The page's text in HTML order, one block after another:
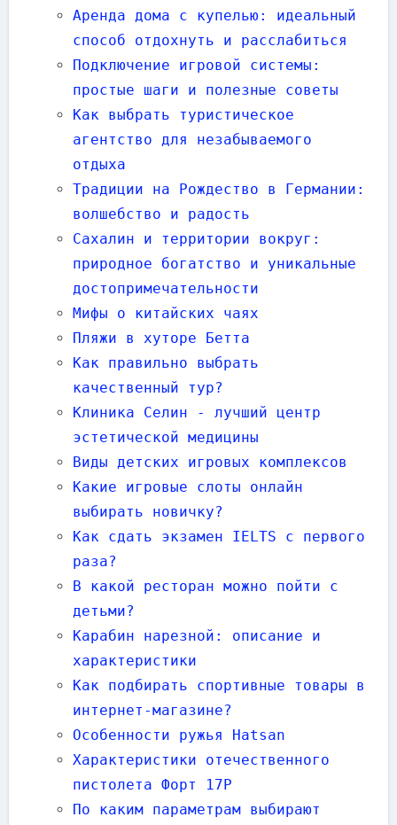
Аренда дома с купелью: идеальный
способ отдохнуть и расслабиться
Подключение игровой системы:
простые шаги и полезные советы
Как выбрать туристическое
агентство для незабываемого
отдыха
Традиции на Рождество в Германии:
волшебство и радость
Сахалин и территории вокруг:
природное богатство и уникальные
достопримечательности
Мифы о китайских чаях
Пляжи в хуторе Бетта
Как правильно выбрать
качественный тур?
Клиника Селин - лучший центр
эстетической медицины
Виды детских игровых комплексов
Какие игровые слоты онлайн
выбирать новичку?
Как сдать экзамен IELTS с первого
раза?
В какой ресторан можно пойти с
детьми?
Карабин нарезной: описание и
характеристики
Как подбирать спортивные товары в
интернет-магазине?
Особенности ружья Hatsan
Характеристики отечественного
пистолета Форт 17Р
По каким параметрам выбирают